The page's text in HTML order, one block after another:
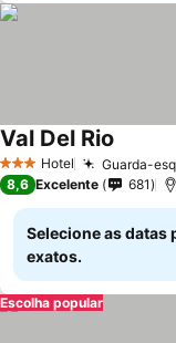
3 EstrelasHotel Guarda-
Val Del Rio
8,6 Excelente 681
Selecione as datas
exatos.
Escolha popular